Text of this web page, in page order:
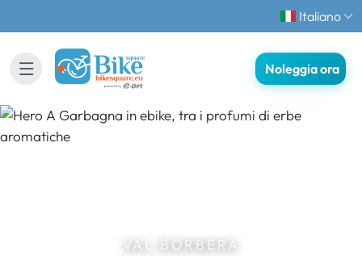
Italiano
Noleggia ora
VAL BORBERA